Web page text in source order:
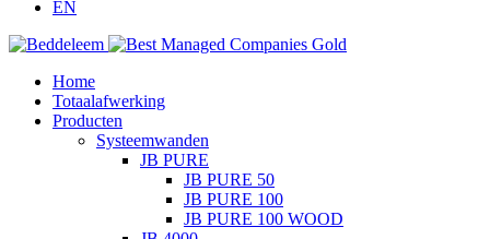
EN
Home
Totaalafwerking
Producten
Systeemwanden
JB PURE
JB PURE 50
JB PURE 100
JB PURE 100 WOOD